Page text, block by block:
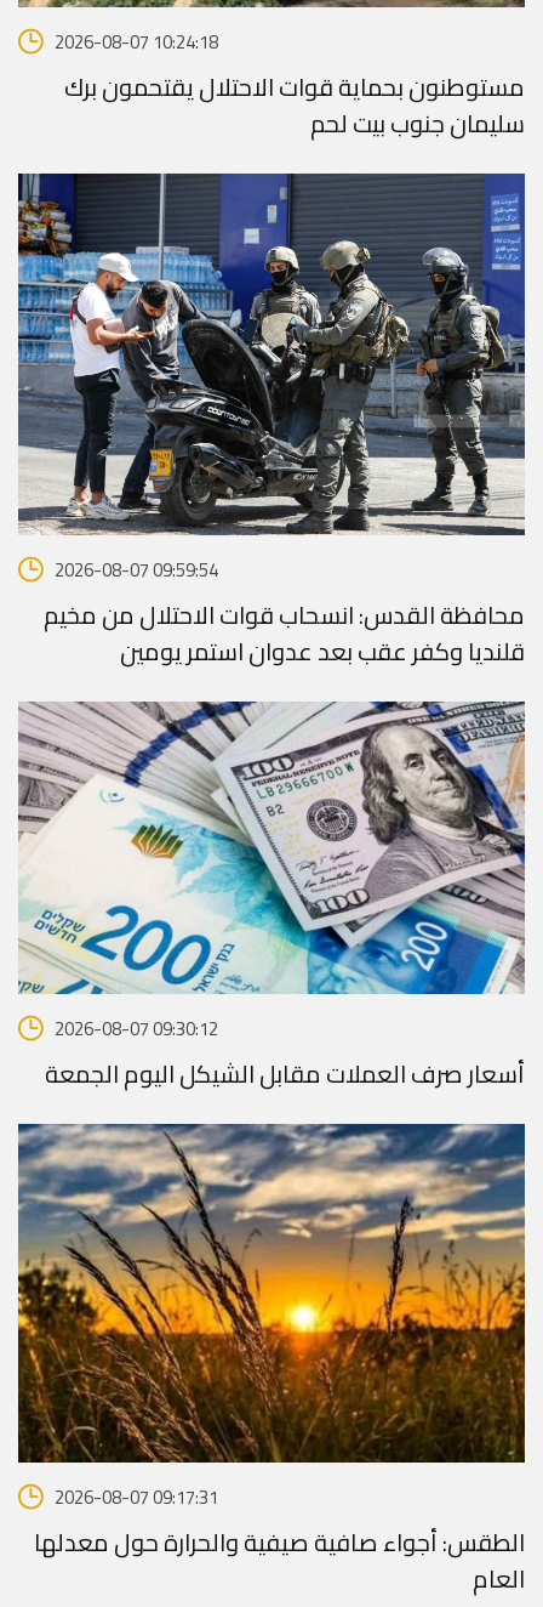
2026-08-07 10:24:18
مستوطنون بحماية قوات الاحتلال يقتحمون برك
سليمان جنوب بيت لحم
2026-08-07 09:59:54
محافظة القدس: انسحاب قوات الاحتلال من مخيم
قلنديا وكفر عقب بعد عدوان استمر يومين
2026-08-07 09:30:12
أسعار صرف العملات مقابل الشيكل اليوم الجمعة
2026-08-07 09:17:31
الطقس: أجواء صافية صيفية والحرارة حول معدلها
العام